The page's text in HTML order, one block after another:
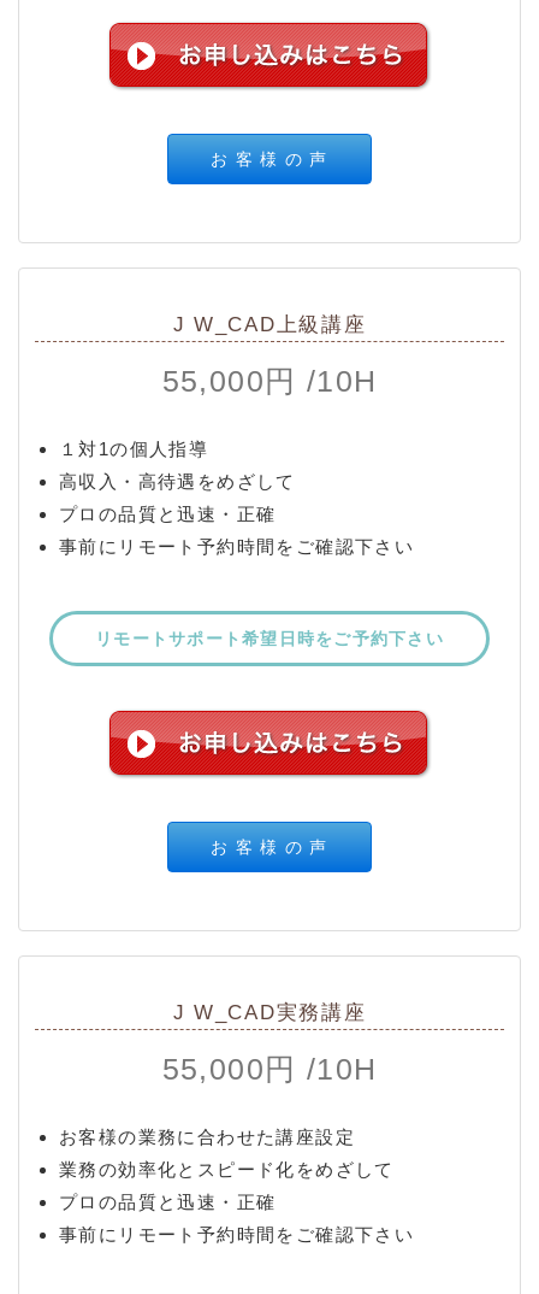
お 客 様 の 声
J W_CAD上級講座
55,000円 /10H
１対1の個人指導
高収入・高待遇をめざして
プロの品質と迅速・正確
事前にリモート予約時間をご確認下さい
リモートサポート希望日時をご予約下さい
お 客 様 の 声
J W_CAD実務講座
55,000円 /10H
お客様の業務に合わせた講座設定
業務の効率化とスピード化をめざして
プロの品質と迅速・正確
事前にリモート予約時間をご確認下さい